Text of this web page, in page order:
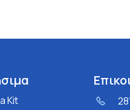
Kit